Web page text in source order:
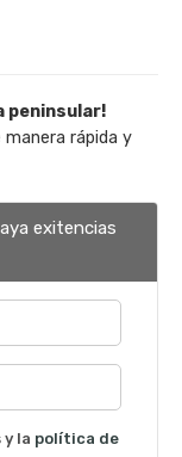
peninsular!
rápida y
exitencias
la política de